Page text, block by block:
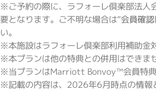
※ご予約の際に、ラフォーレ倶楽部法人
要となります。ご不明な場合は“会員確
い。
※本施設はラフォーレ倶楽部利用補助金
※本プランは他の特典との併用はできま
※当プランはMarriott Bonvoy™会員特典
※記載の内容は、2026年6月時点の情報